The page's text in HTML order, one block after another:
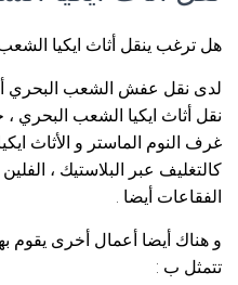
هل ترغب ينقل أثاث ايكيا
لدى نقل عفش الشعب البحري
نقل أثاث ايكيا الشعب البحري
غرف النوم الماستر و الأثاث
كالتغليف عبر البلاستيك ،
الفقاعات أيضا .
و هناك أيضا أعمال أخرى يقوم
تتمثل ب :